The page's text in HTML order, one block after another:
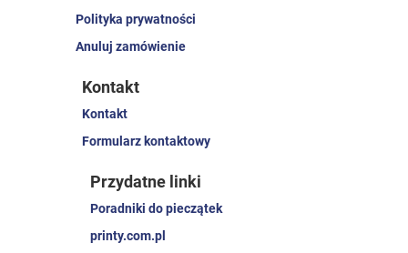
Polityka prywatności
Anuluj zamówienie
Kontakt
Kontakt
Formularz kontaktowy
Przydatne linki
Poradniki do pieczątek
printy.com.pl